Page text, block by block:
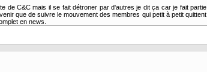
de C&C mais il se fait détroner par d'autres je dit ça car je fait partie
que de suivre le mouvement des membres qui petit à petit quittent
en news.